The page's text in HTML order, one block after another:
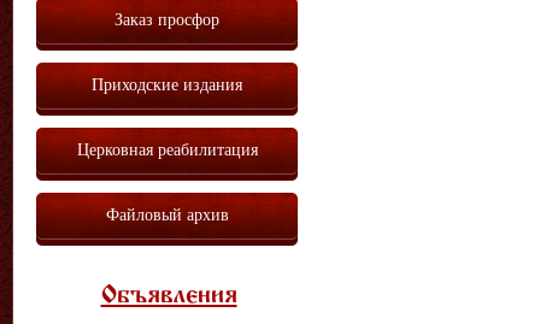
Заказ просфор
Приходские издания
Церковная реабилитация
Файловый архив
Объявления